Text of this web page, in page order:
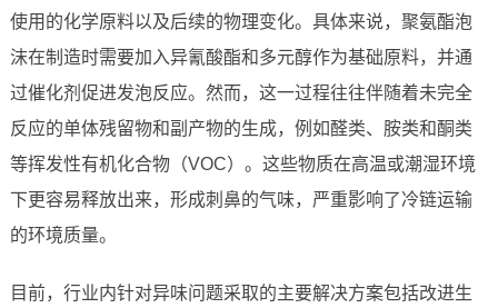
使用的化学原料以及后续的物理变化。具体来说，聚氨酯泡
沫在制造时需要加入异氰酸酯和多元醇作为基础原料，并通
过催化剂促进发泡反应。然而，这一过程往往伴随着未完全
反应的单体残留物和副产物的生成，例如醛类、胺类和酮类
等挥发性有机化合物（VOC）。这些物质在高温或潮湿环境
下更容易释放出来，形成刺鼻的气味，严重影响了冷链运输
的环境质量。
目前，行业内针对异味问题采取的主要解决方案包括改进生